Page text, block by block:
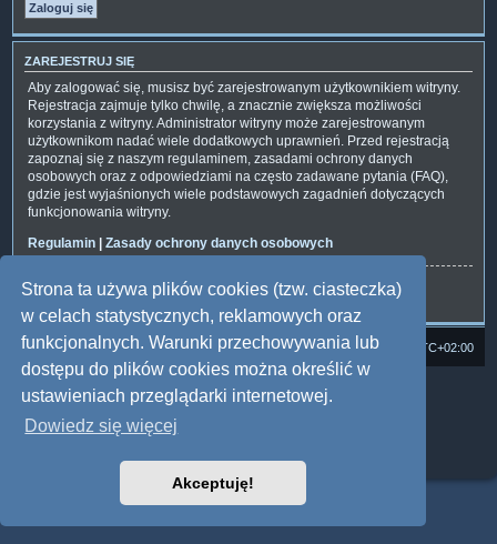
Strona ta używa plików cookies (tzw. ciasteczka)
w celach statystycznych, reklamowych oraz
funkcjonalnych. Warunki przechowywania lub
dostępu do plików cookies można określić w
ustawieniach przeglądarki internetowej.
Dowiedz się więcej
Akceptuję!
ZAREJESTRUJ SIĘ
Aby zalogować się, musisz być zarejestrowanym użytkownikiem witryny.
Rejestracja zajmuje tylko chwilę, a znacznie zwiększa możliwości
korzystania z witryny. Administrator witryny może zarejestrowanym
użytkownikom nadać wiele dodatkowych uprawnień. Przed rejestracją
zapoznaj się z naszym regulaminem, zasadami ochrony danych
osobowych oraz z odpowiedziami na często zadawane pytania (FAQ),
gdzie jest wyjaśnionych wiele podstawowych zagadnień dotyczących
funkcjonowania witryny.
Regulamin | Zasady ochrony danych osobowych
Zarejestruj się
Strona domowa Forum Satedu Strefa czasowa UTC+02:00
Technologię dostarcza phpBB® Forum Software © phpBB Limited
Polski pakiet językowy dostarcza
phpBB.pl
Style: Multi Design by Joyce&Luna
Zasady ochrony danych osobowych